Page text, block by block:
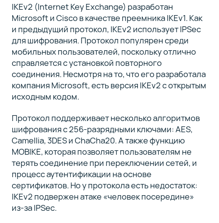
IKEv2 (Internet Key Exchange) разработан
Microsoft и Cisco в качестве преемника IKEv1. Как
и предыдущий протокол, IKEv2 использует IPSec
для шифрования. Протокол популярен среди
мобильных пользователей, поскольку отлично
справляется с установкой повторного
соединения. Несмотря на то, что его разработала
компания Microsoft, есть версия IKEv2 с открытым
исходным кодом.
Протокол поддерживает несколько алгоритмов
шифрования с 256-разрядными ключами: AES,
Camellia, 3DES и ChaCha20. А также функцию
MOBIKE, которая позволяет пользователям не
терять соединение при переключении сетей, и
процесс аутентификации на основе
сертификатов. Но у протокола есть недостаток:
IKEv2 подвержен атаке «человек посередине»
из-за IPSec.